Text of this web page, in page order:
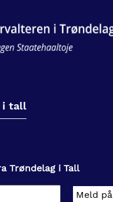
i tall
Trøndelag i Tall